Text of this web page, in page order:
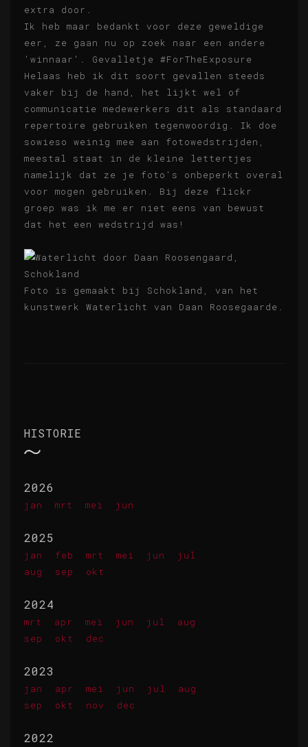
extra door.
Ik heb maar bedankt voor deze geweldige
eer, ze gaan nu op zoek naar een andere
'winnaar'. Gevalletje #ForTheExposure
Helaas heb ik dit soort gevallen steeds
vaker bij de hand, het lijkt wel of
communicatie medewerkers dit als standaard
repertoire gebruiken tegenwoordig. Ik doe
sowieso weinig mee aan fotowedstrijden,
meestal staat in de kleine lettertjes
namelijk dat ze je foto's onbeperkt overal
voor mogen gebruiken. Bij deze flickr
groep was ik me er niet eens van bewust
dat het een wedstrijd was!
Foto is gemaakt bij Schokland, van het
kunstwerk Waterlicht van Daan Roosegaarde.
HISTORIE
2026
jan mrt mei jun
2025
jan feb mrt mei jun
jul
aug
sep okt
2024
mrt apr mei jun jul
aug
sep
okt dec
2023
jan apr mei jun jul
aug
sep
okt nov dec
2022